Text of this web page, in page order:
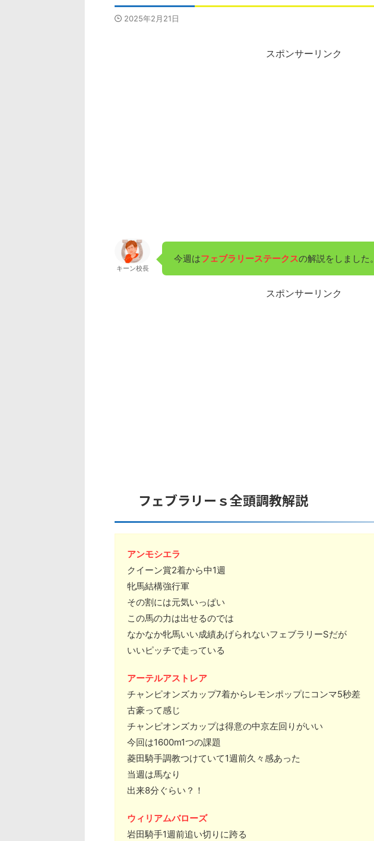
2025年2月21日
スポンサーリンク
キーン校長
今週はフェブラリーステークスの解説をしました。
スポンサーリンク
フェブラリーｓ全頭調教解説
アンモシエラ
クイーン賞2着から中1週
牝馬結構強行軍
その割には元気いっぱい
この馬の力は出せるのでは
なかなか牝馬いい成績あげられないフェブラリーSだが
いいピッチで走っている
アーテルアストレア
チャンピオンズカップ7着からレモンポップにコンマ5秒差
古豪って感じ
チャンピオンズカップは得意の中京左回りがいい
今回は1600m1つの課題
菱田騎手調教つけていて1週前久々感あった
当週は馬なり
出来8分ぐらい？！
ウィリアムバローズ
岩田騎手1週前追い切りに跨る